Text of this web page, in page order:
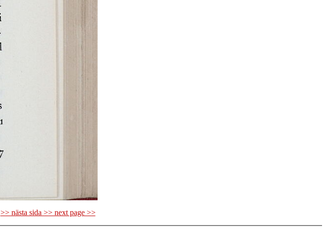
>> nästa sida >> next page >>